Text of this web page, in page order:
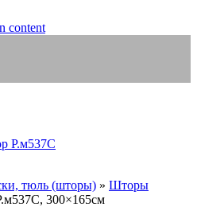
content
тюль (шторы) » Шторы
300×165см